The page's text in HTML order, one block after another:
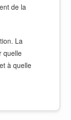
de la
La
quelle
à quelle